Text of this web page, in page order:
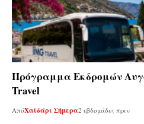
Πρόγραμμα Εκδρομών
Travel
ΑπόΧαϊδάρι Σήμερα2 εβδομάδες πριν